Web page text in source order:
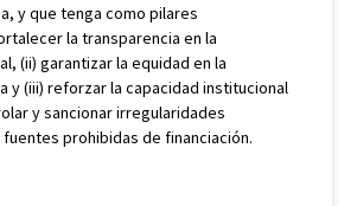
y que tenga como pilares
la transparencia en la
(ii) garantizar la equidad en la
y (iii) reforzar la capacidad institucional
y sancionar irregularidades
prohibidas de financiación.